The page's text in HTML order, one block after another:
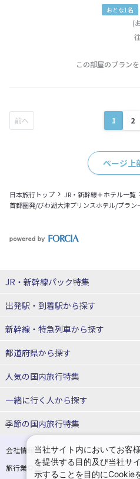
おとな1名
(
この部屋のプラン
1 2
ページ上
日本旅行トップ
JR・新幹線＋ホテル一覧
首都圏発/びわ湖大津プリンスホテル/プラン
JR・新幹線パック特集
JR・新幹線＋ホテルパック
出張パック
出発駅・到着駅から探す
秋田⇔東京 新幹線パック
仙台→東京 新幹線パック
富山⇔東京 新幹線パック
東京→仙台 新幹線パック
東京→金沢 新幹線パック
東京⇔軽井沢 新幹線パック
東京→名古屋 新幹線パック
新幹線・特急列車から探す
北海道新幹線 旅行
山形新幹線 旅行
東海道新幹線 旅行
上越新幹線 旅行
九州新幹線 旅行
特急サンダーバード 旅行
都道府県から探す
北海道旅行・ツアー
東北
青森旅行・ツアー
宮城旅行・ツアー
人気の国内旅行特集
東京ディズニーリゾート®への旅
温泉旅行
一緒に行く人から探す
一人旅 国内版
カップル・夫婦旅行 国内版
卒業旅行・学生旅行 国内版
季節の国内旅行特集
桜・お花見特集
会社情報
旅行業登録票・約款
当社サイト内においてお客
を提供する目的及び当社サ
示することを目的にCookie